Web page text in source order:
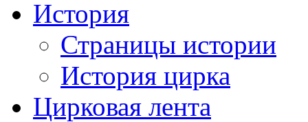
История
Страницы истории
История цирка
Цирковая лента